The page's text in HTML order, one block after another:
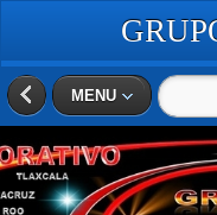
MENU